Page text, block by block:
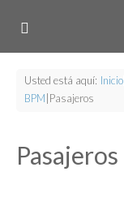
Usted está aquí: Inicio
BPM Pasajeros
Pasajeros